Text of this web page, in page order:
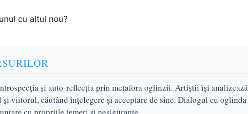
cu altul nou?
și auto-reflecția prin metafora oglinzii. Artiștii își analizează
viitorul, căutând înțelegere și acceptare de sine. Dialogul cu oglinda
cu propriile temeri și nesiguranțe.